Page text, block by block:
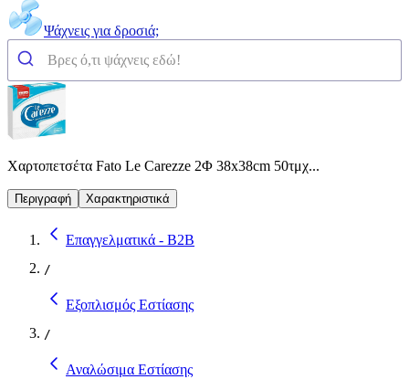
Ψάχνεις για δροσιά;
Χαρτοπετσέτα Fato Le Carezze 2Φ 38x38cm 50τμχ...
Περιγραφή Χαρακτηριστικά
Επαγγελματικά - B2B
/
Εξοπλισμός Εστίασης
/
Αναλώσιμα Εστίασης